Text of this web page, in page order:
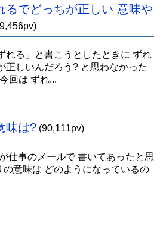
るでどっちが正しい 意味や
れる」と書こうとしたときに ずれ
正しいんだろう? と思わなかった
回は ずれ...
味は? (90,111pv)
仕事のメールで 書いてあったと思
意味は どのようになっているの